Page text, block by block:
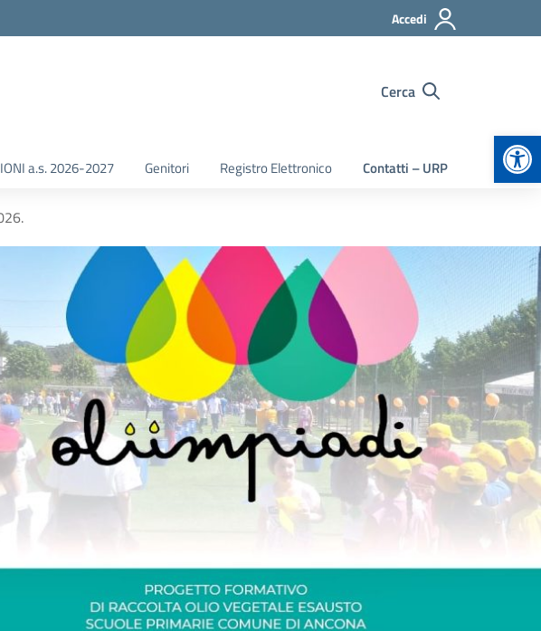
Accedi
Cerca
a.s. 2026-2027 Genitori Registro Elettronico Contatti – URP